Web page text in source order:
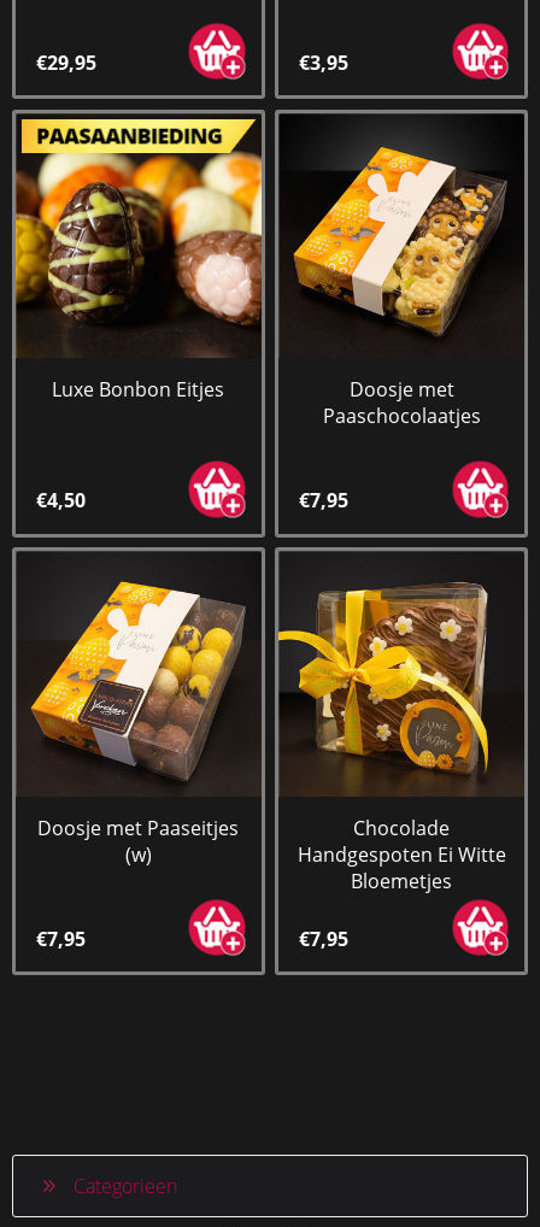
€29,95 €3,95
Luxe Bonbon Eitjes
€4,50
Doosje met
Paaschocolaatjes
€7,95
Doosje met Paaseitjes
(w)
€7,95
Chocolade
Handgespoten Ei Witte
Bloemetjes
€7,95
Categorieen